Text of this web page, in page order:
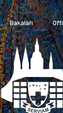
Bakaláři